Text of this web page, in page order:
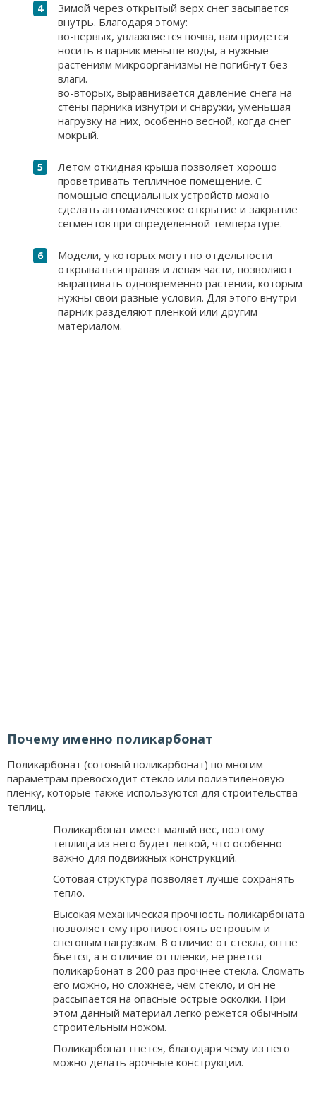
Зимой через открытый верх снег засыпается
внутрь. Благодаря этому:
во-первых, увлажняется почва, вам придется
носить в парник меньше воды, а нужные
растениям микроорганизмы не погибнут без
влаги.
во-вторых, выравнивается давление снега на
стены парника изнутри и снаружи, уменьшая
нагрузку на них, особенно весной, когда снег
мокрый.
Летом откидная крыша позволяет хорошо
проветривать тепличное помещение. С
помощью специальных устройств можно
сделать автоматическое открытие и закрытие
сегментов при определенной температуре.
Модели, у которых могут по отдельности
открываться правая и левая части, позволяют
выращивать одновременно растения, которым
нужны свои разные условия. Для этого внутри
парник разделяют пленкой или другим
материалом.
Почему именно поликарбонат
Поликарбонат (сотовый поликарбонат) по многим
параметрам превосходит стекло или полиэтиленовую
пленку, которые также используются для строительства
теплиц.
Поликарбонат имеет малый вес, поэтому
теплица из него будет легкой, что особенно
важно для подвижных конструкций.
Сотовая структура позволяет лучше сохранять
тепло.
Высокая механическая прочность поликарбоната
позволяет ему противостоять ветровым и
снеговым нагрузкам. В отличие от стекла, он не
бьется, а в отличие от пленки, не рвется —
поликарбонат в 200 раз прочнее стекла. Сломать
его можно, но сложнее, чем стекло, и он не
рассыпается на опасные острые осколки. При
этом данный материал легко режется обычным
строительным ножом.
Поликарбонат гнется, благодаря чему из него
можно делать арочные конструкции.